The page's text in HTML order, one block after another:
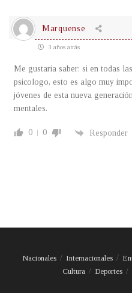
Marquense
3 años atrás
Me gustaria saber: si en todas
psicologo, esto es algo muy
jóvenes de esta nueva
mentales.
0 0 Responder
Nacionales Internacionales
Cultura
Deportes